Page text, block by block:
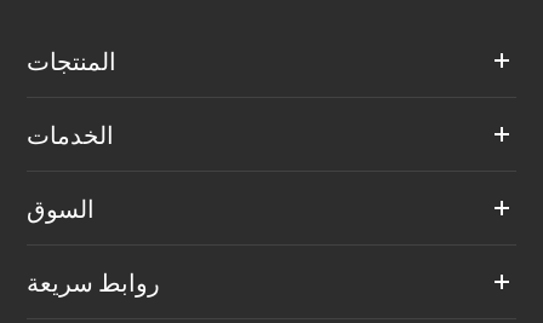
المنتجات
الخدمات
السوق
روابط سريعة